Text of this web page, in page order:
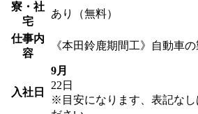
寮・社
宅
あり（無料）
仕事内
容
《本田鈴鹿期間工》自動車
入社日
9月
22日
※目安になります、表記なし